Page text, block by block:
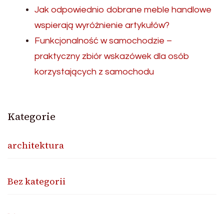
Jak odpowiednio dobrane meble handlowe
wspierają wyróżnienie artykułów?
Funkcjonalność w samochodzie –
praktyczny zbiór wskazówek dla osób
korzystających z samochodu
Kategorie
architektura
Bez kategorii